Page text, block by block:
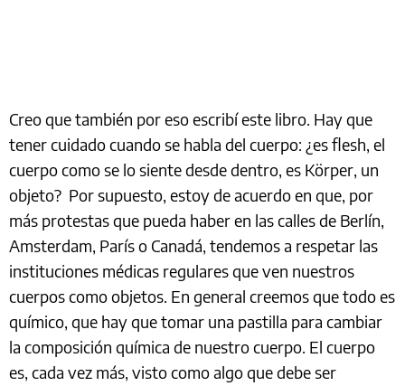
Creo que también por eso escribí este libro. Hay que
tener cuidado cuando se habla del cuerpo: ¿es flesh, el
cuerpo como se lo siente desde dentro, es Körper, un
objeto? Por supuesto, estoy de acuerdo en que, por
más protestas que pueda haber en las calles de Berlín,
Amsterdam, París o Canadá, tendemos a respetar las
instituciones médicas regulares que ven nuestros
cuerpos como objetos. En general creemos que todo es
químico, que hay que tomar una pastilla para cambiar
la composición química de nuestro cuerpo. El cuerpo
es, cada vez más, visto como algo que debe ser